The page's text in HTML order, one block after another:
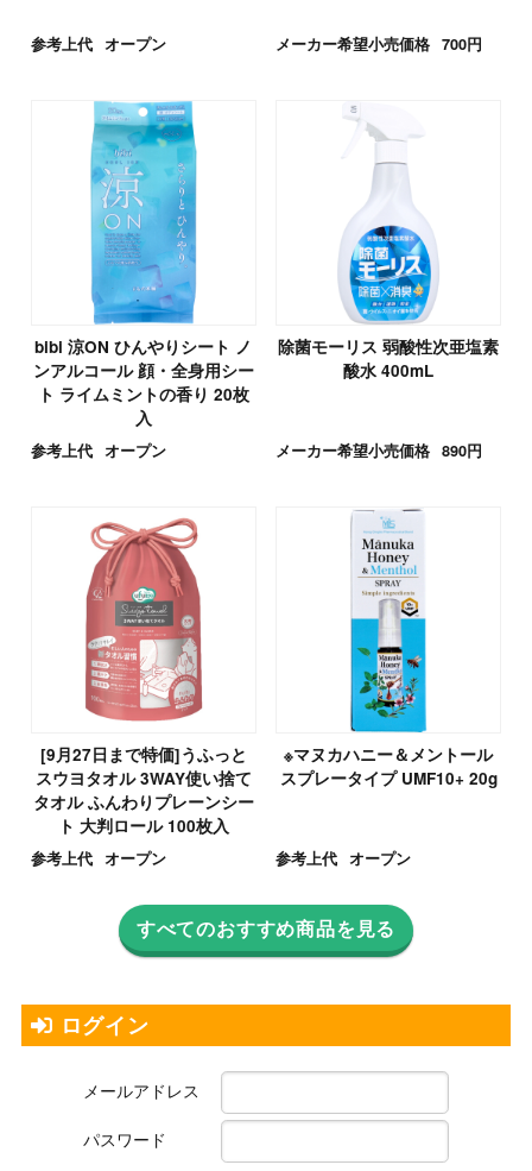
参考上代 オープン メーカー希望小売価格 700円
bibi 涼ON ひんやりシート ノ
ンアルコール 顔・全身用シー
ト ライムミントの香り 20枚
入
参考上代 オープン
除菌モーリス 弱酸性次亜塩素
酸水 400mL
メーカー希望小売価格 890円
[9月27日まで特価]うふっと
スウヨタオル 3WAY使い捨て
タオル ふんわりプレーンシー
ト 大判ロール 100枚入
参考上代 オープン
※マヌカハニー＆メントール
スプレータイプ UMF10+ 20g
参考上代 オープン
すべてのおすすめ商品を見る
ログイン
メールアドレス
パスワード